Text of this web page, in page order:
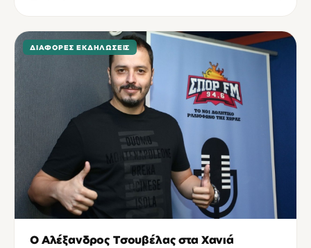
ΔΙΆΦΟΡΕΣ ΕΚΔΗΛΏΣΕΙΣ
Ο Αλέξανδρος Τσουβέλας στα Χανιά